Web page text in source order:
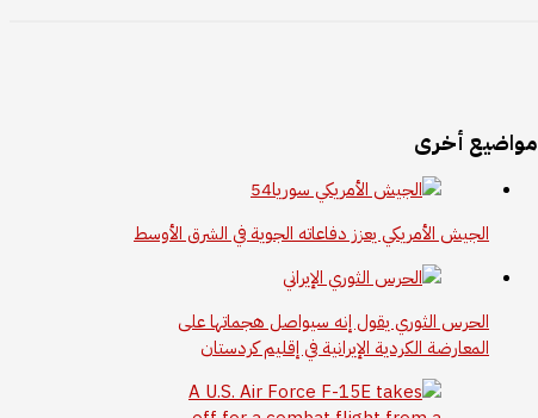
مواضيع أخرى
الجيش الأمريكي يعزز دفاعاته الجوية في الشرق الأوسط
الحرس الثوري يقول إنه سيواصل هجماتها على
المعارضة الكردية الإيرانية في إقليم كردستان